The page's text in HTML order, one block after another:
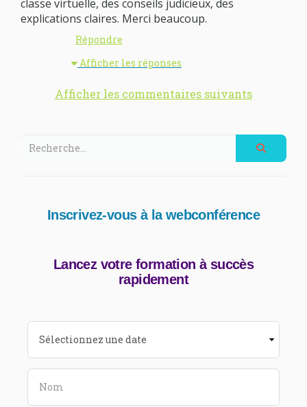
classe virtuelle, des conseils judicieux, des
explications claires. Merci beaucoup.
Répondre
Afficher les réponses
Afficher les commentaires suivants
Inscrivez-vous à la webconférence
Lancez votre formation à succès
rapidement